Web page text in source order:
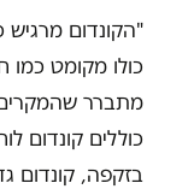
"הקונדום מרגיש
כולו מקומט כמו
מתברר
כוללים קונדום
בזקפה, קונדום